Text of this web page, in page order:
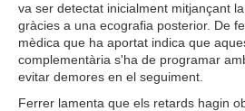
va ser detectat inicialment mitjançant
gràcies a una ecografia posterior. De
mèdica que ha aportat indica que
complementària s'ha de programar
evitar demores en el seguiment.
Ferrer lamenta que els retards hagin